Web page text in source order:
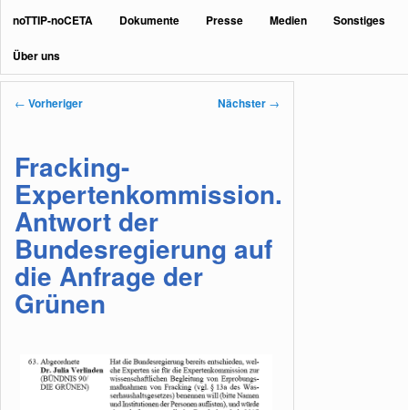
noTTIP-noCETA Dokumente Presse Medien Sonstiges
Über uns
Beitragsnavigation
← Vorheriger Nächster →
Fracking-
Expertenkommission.
Antwort der
Bundesregierung auf
die Anfrage der
Grünen